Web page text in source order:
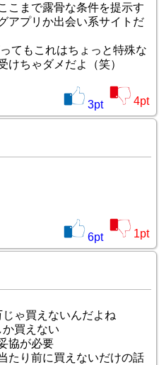
こまで露骨な条件を提示す
アプリか出会い系サイトだ
てもこれはちょっと特殊な
けちゃダメだよ（笑）
3pt 4pt
6pt 1pt
ゃ買えないんだよね
買えない
協が必要
たり前に買えないだけの話